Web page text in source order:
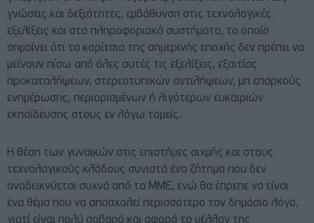
γνώσεις και δεξιότητες, εμβάθυνση στις τεχνολογικές
εξελίξεις και στα πληροφοριακά συστήματα, το οποίο
σημαίνει ότι τα κορίτσια της σημερινής εποχής δεν πρέπει να
μείνουν πίσω από όλες αυτές τις εξελίξεις, εξαιτίας
προκαταλήψεων, στερεοτυπικών αντιλήψεων, μη επαρκούς
ενημέρωσης, περιορισμένων ή λιγότερων ευκαιριών
εκπαίδευσης στους εν λόγω τομείς.
Η θέση των γυναικών στις επιστήμες αιχμής και στους
τεχνολογικούς κλάδους συνιστά ένα ζήτημα που δεν
αναδεικνύεται συχνά από τα ΜΜΕ, ενώ θα έπρεπε να είναι
ένα θέμα που να απασχολεί περισσότερο τον δημόσιο λόγο,
γιατί είναι πολύ σοβαρό και αφορά το μέλλον της